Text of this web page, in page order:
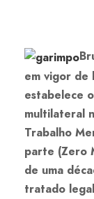
em vigor de
estabelece
multilateral
Trabalho
parte (Zero
de uma
tratado